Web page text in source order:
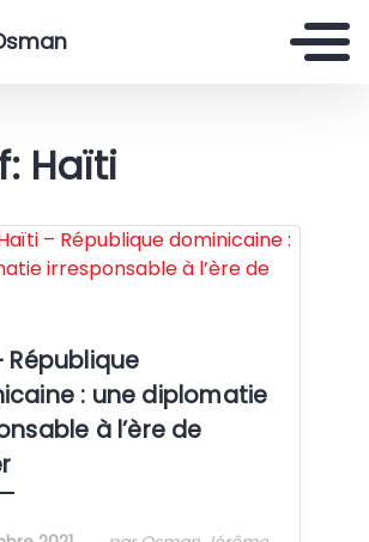
Haïti
République
: une diplomatie
à l’ère de